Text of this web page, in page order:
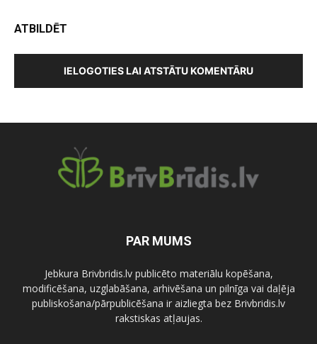
ATBILDĒT
IELOGOTIES LAI ATSTĀTU KOMENTĀRU
PAR MUMS
Jebkura Brivbridis.lv publicēto materiālu kopēšana,
modificēšana, uzglabāšana, arhivēšana un pilnīga vai daļēja
publiskošana/pārpublicēšana ir aizliegta bez Brivbridis.lv
rakstiskas atļaujas.